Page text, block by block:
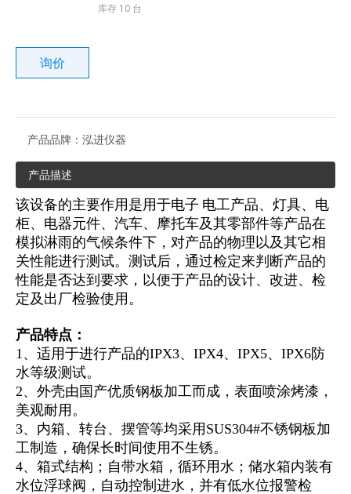
库存 10 台
询价
产品品牌： 泓进仪器
产品描述
该设备的主要作用是用于电子 电工产品、灯具、电
柜、电器元件、汽车、摩托车及其零部件等产品在
模拟淋雨的气候条件下，对产品的物理以及其它相
关性能进行测试。测试后，通过检定来判断产品的
性能是否达到要求，以便于产品的设计、改进、检
定及出厂检验使用。
产品特点：
1、适用于进行产品的IPX3、IPX4、IPX5、IPX6防
水等级测试。
2、外壳由国产优质钢板加工而成，表面喷涂烤漆，
美观耐用。
3、内箱、转台、摆管等均采用SUS304#不锈钢板加
工制造，确保长时间使用不生锈。
4、箱式结构；自带水箱，循环用水；储水箱内装有
水位浮球阀，自动控制进水，并有低水位报警检